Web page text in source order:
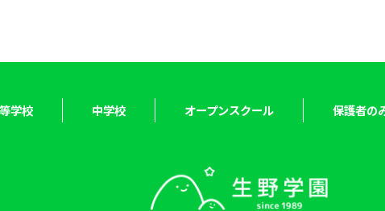
学校 中学校 オープンスクール 保護者の